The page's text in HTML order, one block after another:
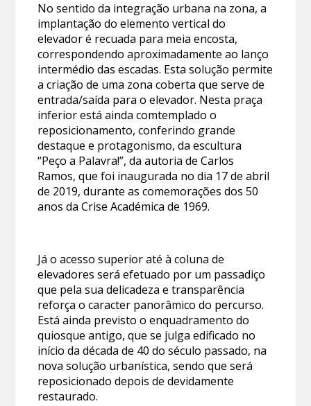
No sentido da integração urbana na zona, a
implantação do elemento vertical do
elevador é recuada para meia encosta,
correspondendo aproximadamente ao lanço
intermédio das escadas. Esta solução permite
a criação de uma zona coberta que serve de
entrada/saída para o elevador. Nesta praça
inferior está ainda comtemplado o
reposicionamento, conferindo grande
destaque e protagonismo, da escultura
“Peço a Palavra!”, da autoria de Carlos
Ramos, que foi inaugurada no dia 17 de abril
de 2019, durante as comemorações dos 50
anos da Crise Académica de 1969.
Já o acesso superior até à coluna de
elevadores será efetuado por um passadiço
que pela sua delicadeza e transparência
reforça o caracter panorâmico do percurso.
Está ainda previsto o enquadramento do
quiosque antigo, que se julga edificado no
início da década de 40 do século passado, na
nova solução urbanística, sendo que será
reposicionado depois de devidamente
restaurado.